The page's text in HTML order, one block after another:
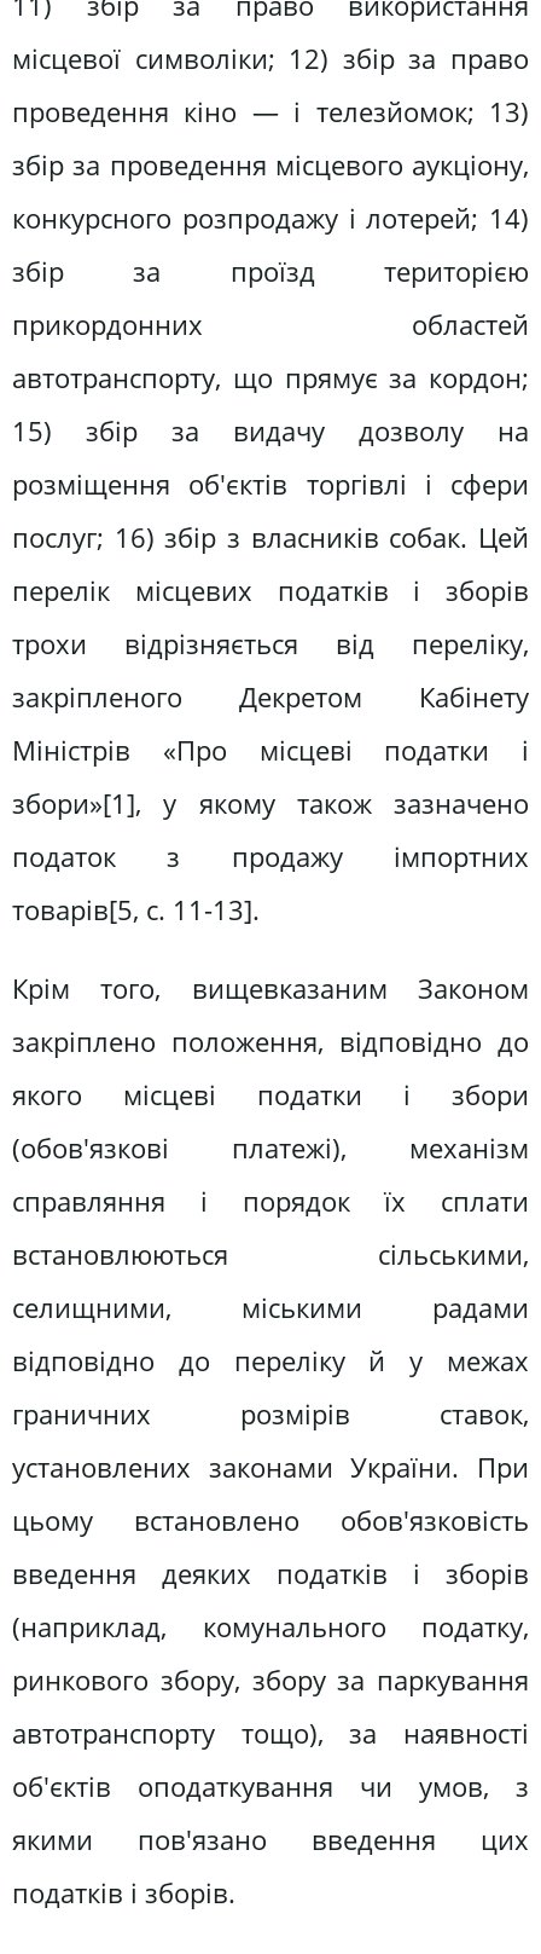
місцевої символіки; 12) збір за право
проведення кіно — і телезйомок; 13)
збір за проведення місцевого аукціону,
конкурсного розпродажу і лотерей; 14)
збір за проїзд територією
прикордонних областей
автотранспорту, що прямує за кордон;
15) збір за видачу дозволу на
розміщення об'єктів торгівлі і сфери
послуг; 16) збір з власників собак. Цей
перелік місцевих податків і зборів
трохи відрізняється від переліку,
закріпленого Декретом Кабінету
Міністрів «Про місцеві податки і
збори»[1], у якому також зазначено
податок з продажу імпортних
товарів[5, c. 11-13].
Крім того, вищевказаним Законом
закріплено положення, відповідно до
якого місцеві податки і збори
(обов'язкові платежі), механізм
справляння і порядок їх сплати
встановлюються сільськими,
селищними, міськими радами
відповідно до переліку й у межах
граничних розмірів ставок,
установлених законами України. При
цьому встановлено обов'язковість
введення деяких податків і зборів
(наприклад, комунального податку,
ринкового збору, збору за паркування
автотранспорту тощо), за наявності
об'єктів оподаткування чи умов, з
якими пов'язано введення цих
податків і зборів.